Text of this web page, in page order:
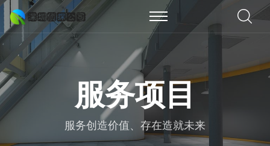
服务项目
服务创造价值、存在造就未来